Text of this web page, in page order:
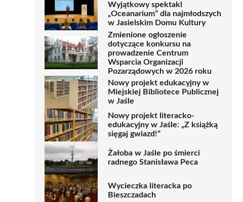
Wyjątkowy spektakl
„Oceanarium” dla najmłodszych
w Jasielskim Domu Kultury
Zmienione ogłoszenie
dotyczące konkursu na
prowadzenie Centrum
Wsparcia Organizacji
Pozarządowych w 2026 roku
Nowy projekt edukacyjny w
Miejskiej Bibliotece Publicznej
w Jaśle
Nowy projekt literacko-
edukacyjny w Jaśle: „Z książką
sięgaj gwiazd!”
Żałoba w Jaśle po śmierci
radnego Stanisława Peca
Wycieczka literacka po
Bieszczadach